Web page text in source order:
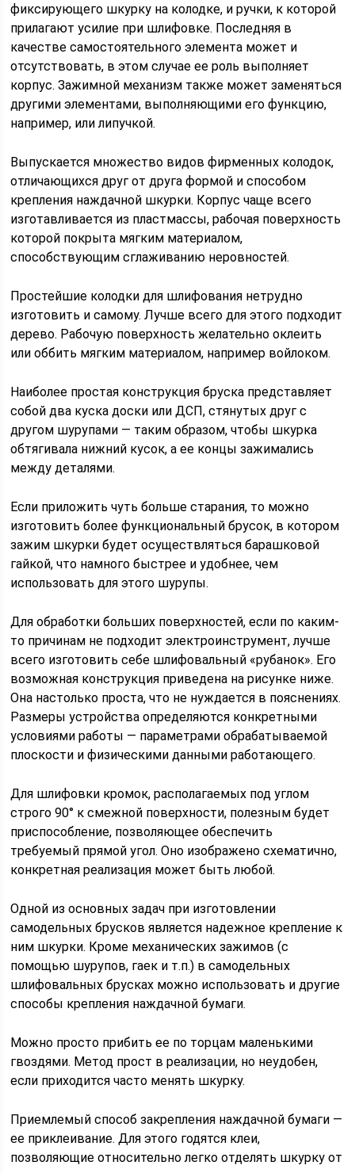
фиксирующего шкурку на колодке, и ручки, к которой
прилагают усилие при шлифовке. Последняя в
качестве самостоятельного элемента может и
отсутствовать, в этом случае ее роль выполняет
корпус. Зажимной механизм также может заменяться
другими элементами, выполняющими его функцию,
например, или липучкой.
Выпускается множество видов фирменных колодок,
отличающихся друг от друга формой и способом
крепления наждачной шкурки. Корпус чаще всего
изготавливается из пластмассы, рабочая поверхность
которой покрыта мягким материалом,
способствующим сглаживанию неровностей.
Простейшие колодки для шлифования нетрудно
изготовить и самому. Лучше всего для этого подходит
дерево. Рабочую поверхность желательно оклеить
или оббить мягким материалом, например войлоком.
Наиболее простая конструкция бруска представляет
собой два куска доски или ДСП, стянутых друг с
другом шурупами — таким образом, чтобы шкурка
обтягивала нижний кусок, а ее концы зажимались
между деталями.
Если приложить чуть больше старания, то можно
изготовить более функциональный брусок, в котором
зажим шкурки будет осуществляться барашковой
гайкой, что намного быстрее и удобнее, чем
использовать для этого шурупы.
Для обработки больших поверхностей, если по каким-
то причинам не подходит электроинструмент, лучше
всего изготовить себе шлифовальный «рубанок». Его
возможная конструкция приведена на рисунке ниже.
Она настолько проста, что не нуждается в пояснениях.
Размеры устройства определяются конкретными
условиями работы — параметрами обрабатываемой
плоскости и физическими данными работающего.
Для шлифовки кромок, располагаемых под углом
строго 90° к смежной поверхности, полезным будет
приспособление, позволяющее обеспечить
требуемый прямой угол. Оно изображено схематично,
конкретная реализация может быть любой.
Одной из основных задач при изготовлении
самодельных брусков является надежное крепление к
ним шкурки. Кроме механических зажимов (с
помощью шурупов, гаек и т.п.) в самодельных
шлифовальных брусках можно использовать и другие
способы крепления наждачной бумаги.
Можно просто прибить ее по торцам маленькими
гвоздями. Метод прост в реализации, но неудобен,
если приходится часто менять шкурку.
Приемлемый способ закрепления наждачной бумаги —
ее приклеивание. Для этого годятся клеи,
позволяющие относительно легко отделять шкурку от